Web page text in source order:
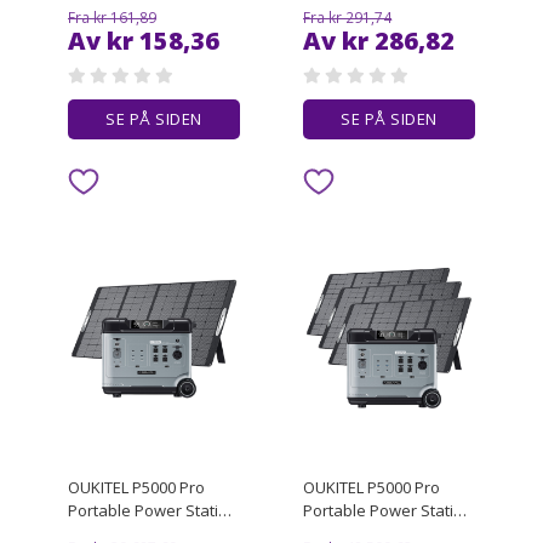
Fra kr 161,89
Av kr 158,36
SE PÅ SIDEN
Fra kr 291,74
Av kr 286,82
SE PÅ SIDEN
OUKITEL P5000 Pro
Portable Power Station
OUKITEL P5000 Pro
Portable Power Station